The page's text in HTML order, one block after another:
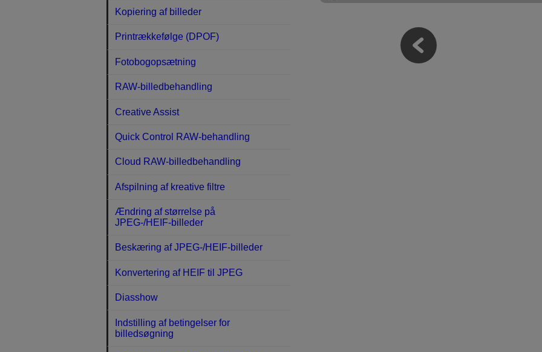
Kopiering af billeder
Printrækkefølge (DPOF)
Fotobogopsætning
RAW-billedbehandling
Creative Assist
Quick Control RAW-behandling
Cloud RAW-billedbehandling
Afspilning af kreative filtre
Ændring af størrelse på
JPEG-/HEIF-billeder
Beskæring af JPEG-/HEIF-billeder
Konvertering af HEIF til JPEG
Diasshow
Indstilling af betingelser for
billedsøgning